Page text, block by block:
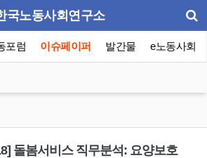
국노동사회연구소
포럼 이슈페이퍼 발간물 e노동사회
돌봄서비스 직무분석: 요양보호